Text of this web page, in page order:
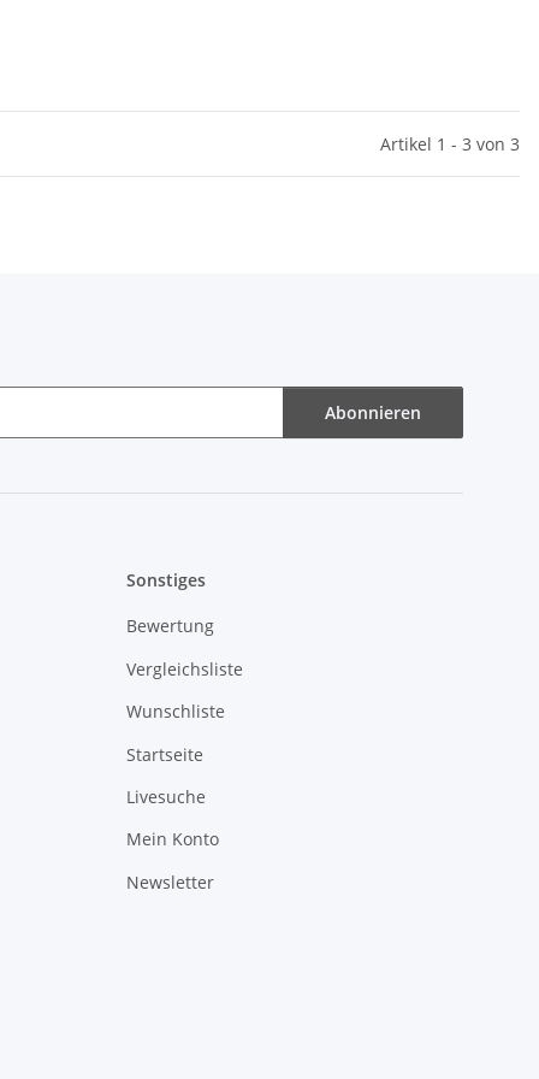
Artikel 1 - 3 von 3
Abonnieren
Sonstiges
Bewertung
Vergleichsliste
Wunschliste
Startseite
Livesuche
Mein Konto
Newsletter